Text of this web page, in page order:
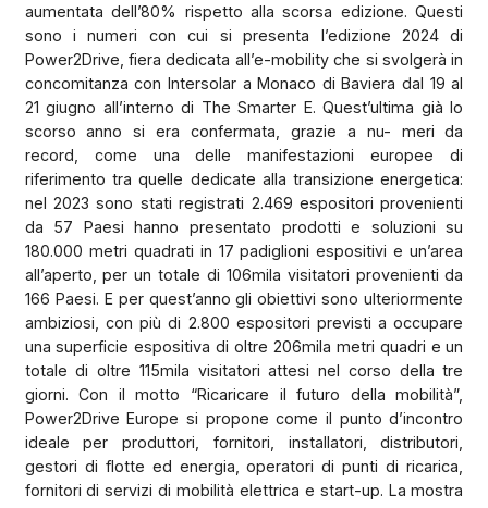
aumentata dell’80% rispetto alla scorsa edizione. Questi
sono i numeri con cui si presenta l’edizione 2024 di
Power2Drive, fiera dedicata all’e-mobility che si svolgerà in
concomitanza con Intersolar a Monaco di Baviera dal 19 al
21 giugno all’interno di The Smarter E. Quest’ultima già lo
scorso anno si era confermata, grazie a nu- meri da
record, come una delle manifestazioni europee di
riferimento tra quelle dedicate alla transizione energetica:
nel 2023 sono stati registrati 2.469 espositori provenienti
da 57 Paesi hanno presentato prodotti e soluzioni su
180.000 metri quadrati in 17 padiglioni espositivi e un’area
all’aperto, per un totale di 106mila visitatori provenienti da
166 Paesi. E per quest’anno gli obiettivi sono ulteriormente
ambiziosi, con più di 2.800 espositori previsti a occupare
una superficie espositiva di oltre 206mila metri quadri e un
totale di oltre 115mila visitatori attesi nel corso della tre
giorni. Con il motto “Ricaricare il futuro della mobilità”,
Power2Drive Europe si propone come il punto d’incontro
ideale per produttori, fornitori, installatori, distributori,
gestori di flotte ed energia, operatori di punti di ricarica,
fornitori di servizi di mobilità elettrica e start-up. La mostra